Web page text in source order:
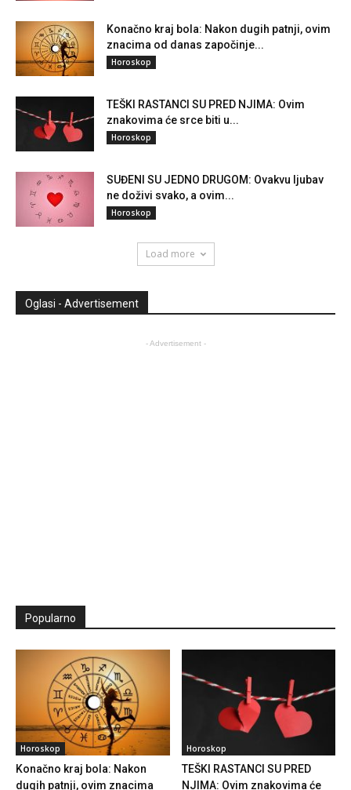
Konačno kraj bola: Nakon dugih patnji, ovim
znacima od danas započinje...
Horoskop
TEŠKI RASTANCI SU PRED NJIMA: Ovim
znakovima će srce biti u...
Horoskop
SUĐENI SU JEDNO DRUGOM: Ovakvu ljubav
ne doživi svako, a ovim...
Horoskop
Load more
Oglasi - Advertisement
- Advertisement -
Popularno
Horoskop
Konačno kraj bola: Nakon
dugih patnji, ovim znacima
Horoskop
TEŠKI RASTANCI SU PRED
NJIMA: Ovim znakovima će